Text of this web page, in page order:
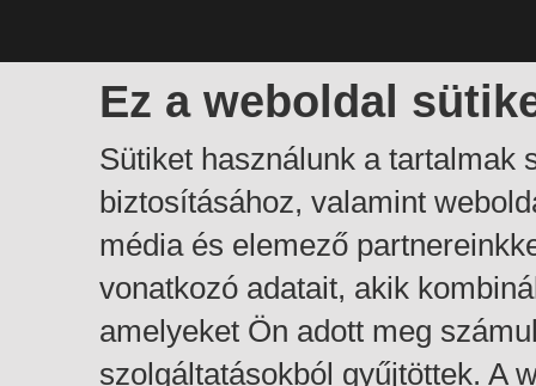
Ez a weboldal
Sütiket használunk a tartalmak
biztosításához, valamint
média és elemező
vonatkozó adatait, akik
amelyeket Ön adott meg
szolgáltatásokból gyűjtöttek. A